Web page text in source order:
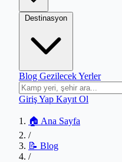
Destinasyon
Blog Gezilecek Yerler
Giriş Yap Kayıt Ol
🏠 Ana Sayfa
/
📝 Blog
/